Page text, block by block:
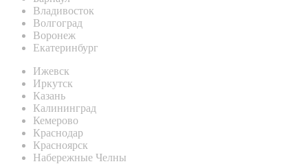
Владивосток
Волгоград
Воронеж
Екатеринбург
Ижевск
Иркутск
Казань
Калининград
Кемерово
Краснодар
Красноярск
Набережные Челны